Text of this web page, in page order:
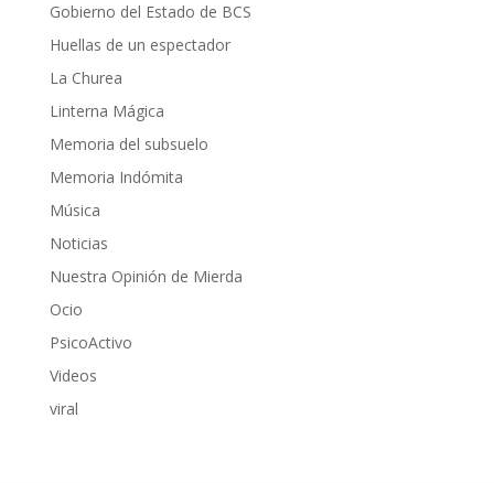
Gobierno del Estado de BCS
Huellas de un espectador
La Churea
Linterna Mágica
Memoria del subsuelo
Memoria Indómita
Música
Noticias
Nuestra Opinión de Mierda
Ocio
PsicoActivo
Videos
viral